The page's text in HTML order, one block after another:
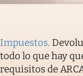
Impuestos.
todo lo que hay
requisitos de